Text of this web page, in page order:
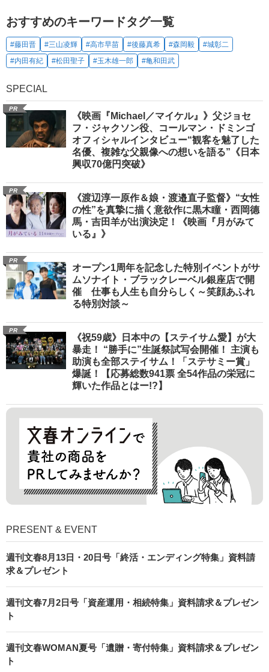
おすすめのキーワードタグ一覧
#藤田晋 #三山凌輝 #高市早苗 #後藤真希 #森岡毅
#城彰二
#内田有紀
#松田聖子 #玉木雄一郎 #亀和田武
SPECIAL
PR
《映画『Michael／マイケル』》父ジョセ
フ・ジャクソン役、コールマン・ドミンゴ
オフィシャルインタビュー“観客を魅了した
名優、複雑な父親像への想いを語る”《日本
興収70億円突破》
PR
《渡辺淳一原作＆娘・渡邉直子監督》“女性
の性”を真摯に描く意欲作に黒木瞳・西岡德
馬・吉田羊が出演決定！《映画『月がみて
いる』》
PR
オープン1周年を記念した特別イベントがサ
ムソナイト・ブラックレーベル銀座店で開
催 仕事も人生も自分らしく～笑顔あふれ
る特別対談～
PR
《祝59歳》日本中の【ステイサム愛】が大
暴走！ “勝手に”生誕祭試写会開催！ 主演も
助演も全部ステイサム！「ステサミー賞」
爆誕！【応募総数941票 全54作品の栄冠に
輝いた作品とはー!?】
PRESENT & EVENT
週刊文春8月13日・20日号「終活・エンディング特集」資料請
求＆プレゼント
週刊文春7月2日号「資産運用・相続特集」資料請求＆プレゼン
ト
週刊文春WOMAN夏号「遺贈・寄付特集」資料請求＆プレゼン
ト